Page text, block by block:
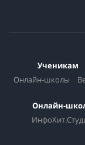
Ученикам
Онлайн-школы
Онлайн-